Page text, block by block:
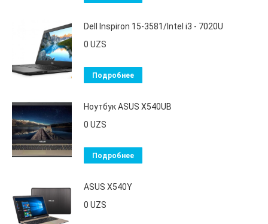
Dell Inspiron 15-3581/Intel i3 - 7020U
0 UZS
Подробнее
Ноутбук ASUS X540UB
0 UZS
Подробнее
ASUS X540Y
0 UZS